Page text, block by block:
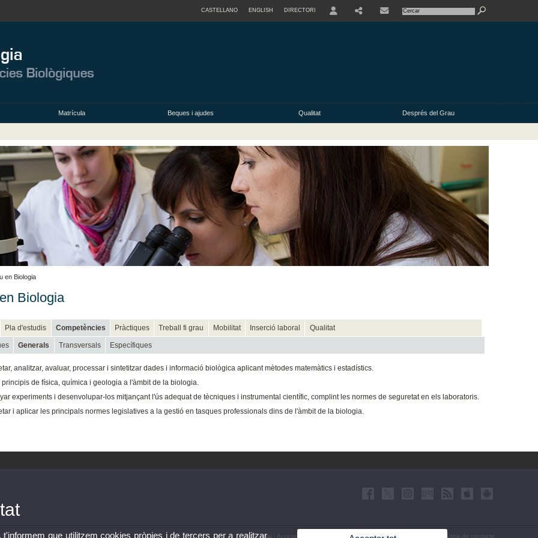
CASTELLANO ENGLISH DIRECTORI
Matrícula Beques i ajudes Qualitat Després del Grau
en Biologia
Biologia
Pla d'estudis Competències Pràctiques Treball fi grau Mobilitat Inserció laboral Qualitat
Generals Transversals Específiques
analitzar, avaluar, processar i sintetitzar dades i informació biològica aplicant mètodes matemàtics i estadístics.
principis de física, química i geologia a l'àmbit de la biologia.
experiments i desenvolupar-los mitjançant l'ús adequat de tècniques i instrumental científic, complint les normes de seguretat en els laboratoris.
i aplicar les principals normes legislatives a la gestió en tasques professionals dins de l'àmbit de la biologia.
96 354 43 73 Avís legal Accessibilitat Política privacitat|Cookies| Bústia de contacte
que utilitzem cookies pròpies i de tercers per a realitzar